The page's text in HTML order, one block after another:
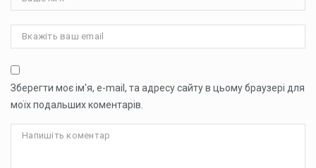
Зберегти моє ім'я, e-mail, та адресу сайту в цьому браузері для
моїх подальших коментарів.